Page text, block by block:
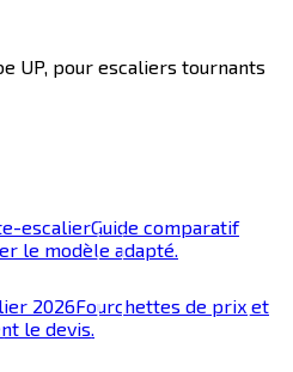
UP, pour escaliers tournants
escalierGuide comparatif
le modèle adapté.
2026Fourchettes de prix et
le devis.